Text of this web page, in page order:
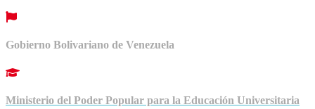
Gobierno Bolivariano de Venezuela
Ministerio del Poder Popular para la Educación Universitaria